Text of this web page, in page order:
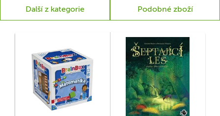
Další z kategorie Podobné zboží